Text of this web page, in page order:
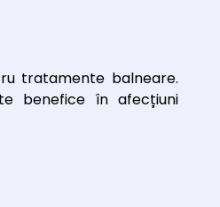
tratamente balneare.
benefice în afecțiuni